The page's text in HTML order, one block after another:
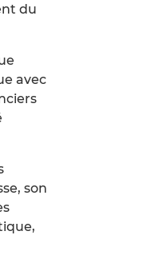
du
avec
son